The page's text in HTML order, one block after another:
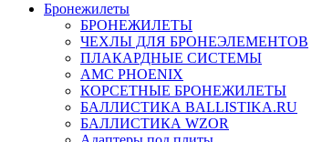
Бронежилеты
БРОНЕЖИЛЕТЫ
ЧЕХЛЫ ДЛЯ БРОНЕЭЛЕМЕНТОВ
ПЛАКАРДНЫЕ СИСТЕМЫ
АМС PHOENIX
КОРСЕТНЫЕ БРОНЕЖИЛЕТЫ
БАЛЛИСТИКА BALLISTIKA.RU
БАЛЛИСТИКА WZOR